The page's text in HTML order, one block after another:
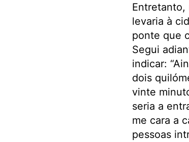
Entretanto,
levaria à
ponte que
Segui
indicar:
dois
vinte
seria a
me cara a
pessoas